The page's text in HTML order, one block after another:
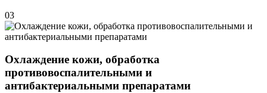
03
Охлаждение кожи, обработка
противовоспалительными и
антибактериальными препаратами